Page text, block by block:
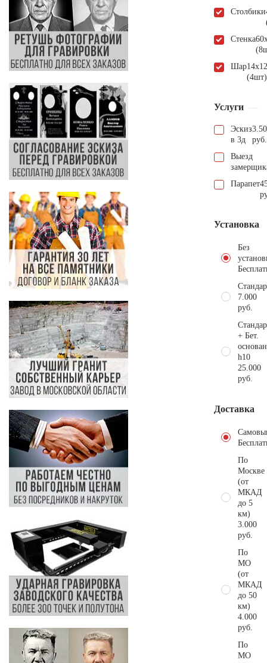
Столбики
Стенка
Шар
(4шт)
Услуги
Эскиз
в 3д
руб.
Выезд
Парапет
Установка
Без
7.000
руб.
+ Бет.
h10
25.000
руб.
Доставка
По
Москве
(от
МКАД
до 5
км)
3.000
руб.
По
МО
(от
МКАД
до 50
км)
4.000
руб.
По
МО